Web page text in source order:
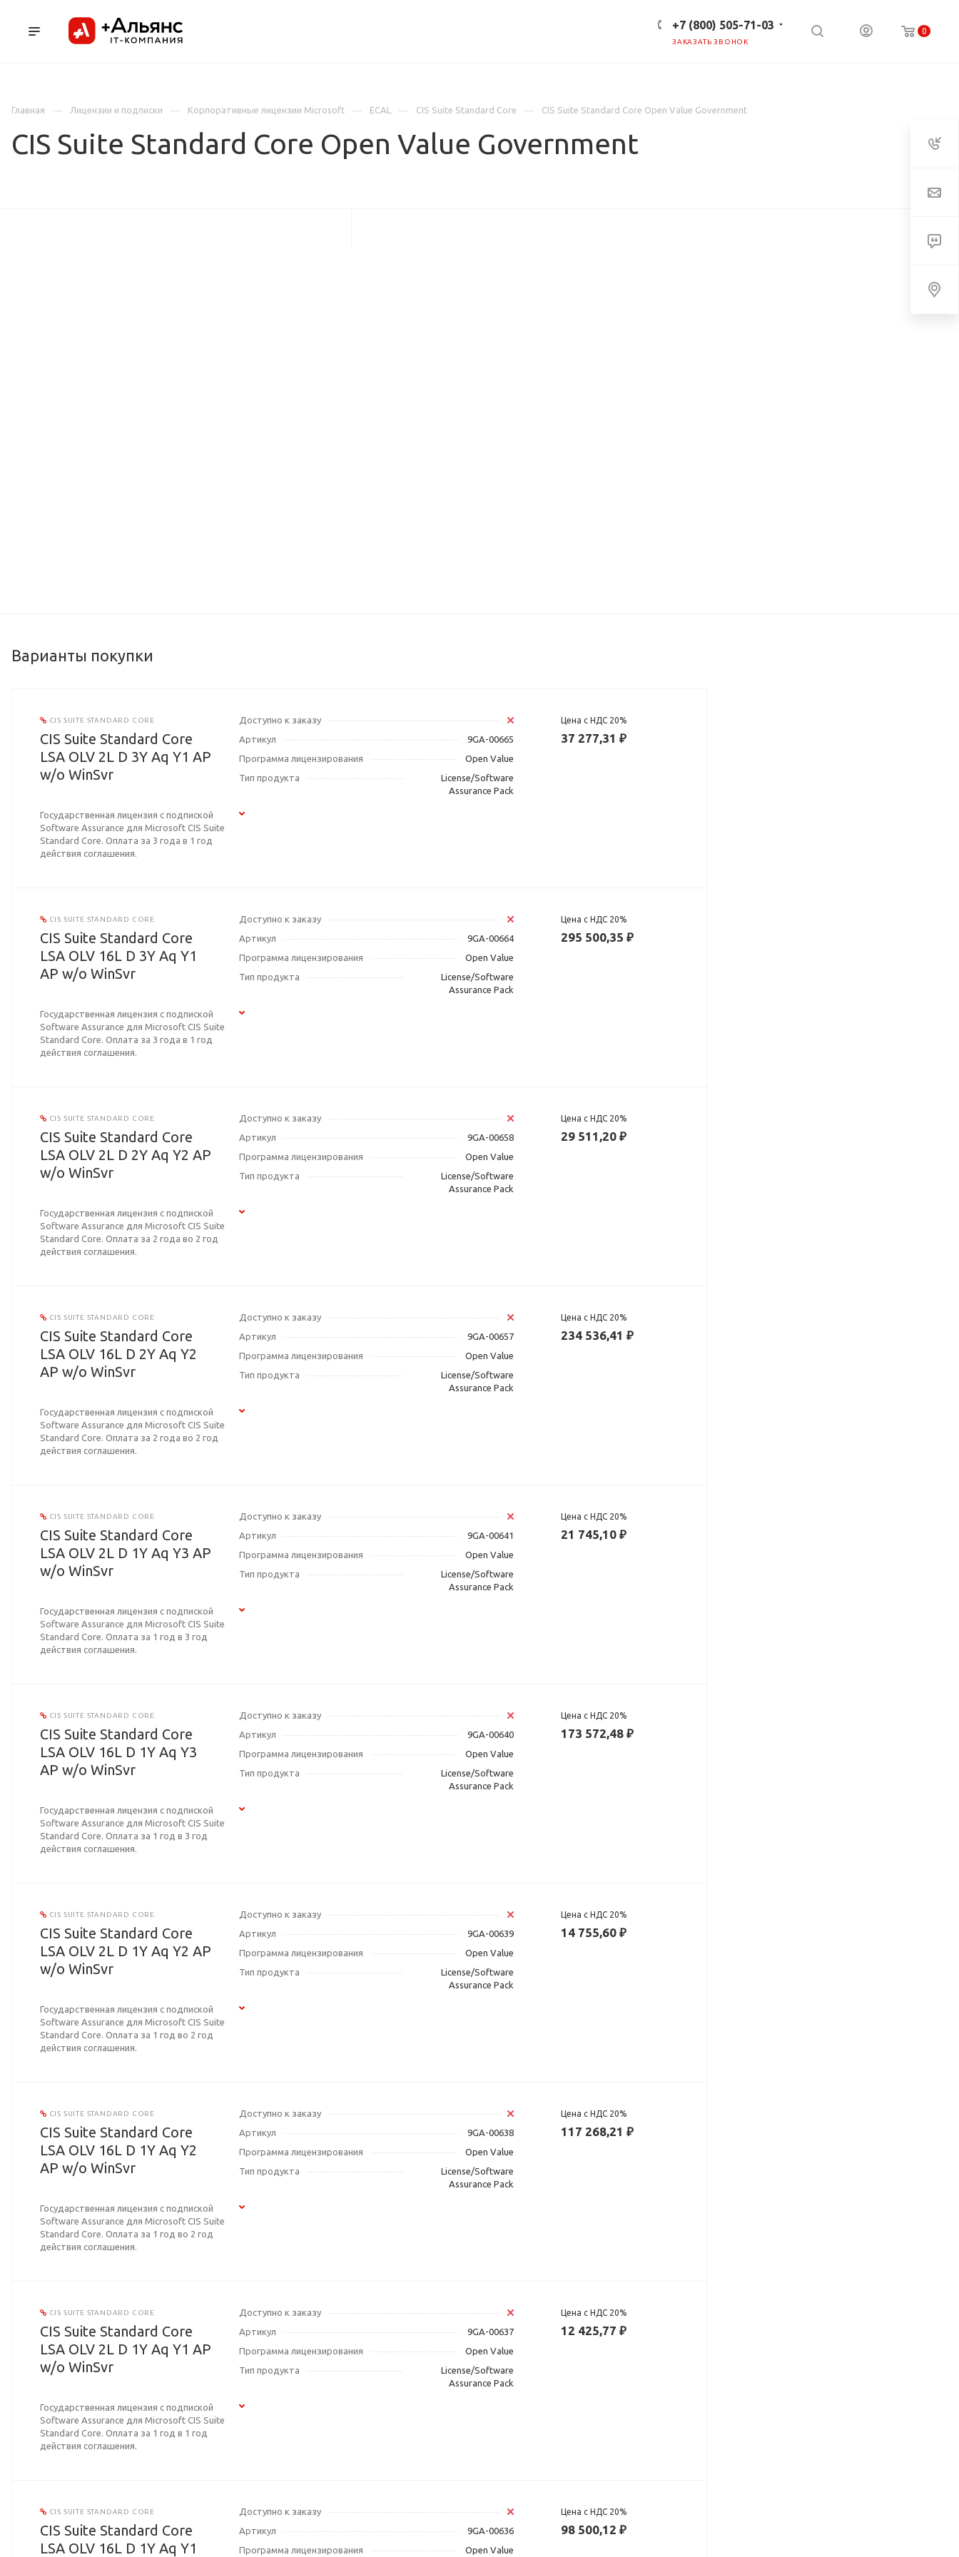
0
+7 (800) 505-71-03
ЗАКАЗАТЬ ЗВОНОК
Главная
Лицензии и подписки Корпоративные лицензии Microsoft ECAL CIS Suite Standard Core CIS Suite Standard Core Open Value Government
CIS Suite Standard Core Open Value Government
Варианты покупки
CIS SUITE STANDARD CORE
CIS Suite Standard Core
LSA OLV 2L D 3Y Aq Y1 AP
w/o WinSvr
Государственная лицензия с подпиской
Software Assurance для Microsoft CIS Suite
Standard Core. Оплата за 3 года в 1 год
действия соглашения.
Доступно к заказу
Артикул
9GA-00665
Программа лицензирования
Open Value
Тип продукта
License/Software
Assurance Pack
Цена с НДС 20%
37 277,31 ₽
CIS SUITE STANDARD CORE
CIS Suite Standard Core
LSA OLV 16L D 3Y Aq Y1
AP w/o WinSvr
Государственная лицензия с подпиской
Software Assurance для Microsoft CIS Suite
Standard Core. Оплата за 3 года в 1 год
действия соглашения.
Доступно к заказу
Артикул
9GA-00664
Программа лицензирования
Open Value
Тип продукта
License/Software
Assurance Pack
Цена с НДС 20%
295 500,35 ₽
CIS SUITE STANDARD CORE
CIS Suite Standard Core
LSA OLV 2L D 2Y Aq Y2 AP
w/o WinSvr
Государственная лицензия с подпиской
Software Assurance для Microsoft CIS Suite
Standard Core. Оплата за 2 года во 2 год
действия соглашения.
Доступно к заказу
Артикул
9GA-00658
Программа лицензирования
Open Value
Тип продукта
License/Software
Assurance Pack
Цена с НДС 20%
29 511,20 ₽
CIS SUITE STANDARD CORE
CIS Suite Standard Core
LSA OLV 16L D 2Y Aq Y2
AP w/o WinSvr
Государственная лицензия с подпиской
Software Assurance для Microsoft CIS Suite
Standard Core. Оплата за 2 года во 2 год
действия соглашения.
Доступно к заказу
Артикул
9GA-00657
Программа лицензирования
Open Value
Тип продукта
License/Software
Assurance Pack
Цена с НДС 20%
234 536,41 ₽
CIS SUITE STANDARD CORE
CIS Suite Standard Core
LSA OLV 2L D 1Y Aq Y3 AP
w/o WinSvr
Государственная лицензия с подпиской
Software Assurance для Microsoft CIS Suite
Standard Core. Оплата за 1 год в 3 год
действия соглашения.
Доступно к заказу
Артикул
9GA-00641
Программа лицензирования
Open Value
Тип продукта
License/Software
Assurance Pack
Цена с НДС 20%
21 745,10 ₽
CIS SUITE STANDARD CORE
CIS Suite Standard Core
LSA OLV 16L D 1Y Aq Y3
AP w/o WinSvr
Государственная лицензия с подпиской
Software Assurance для Microsoft CIS Suite
Standard Core. Оплата за 1 год в 3 год
действия соглашения.
Доступно к заказу
Артикул
9GA-00640
Программа лицензирования
Open Value
Тип продукта
License/Software
Assurance Pack
Цена с НДС 20%
173 572,48 ₽
CIS SUITE STANDARD CORE
CIS Suite Standard Core
LSA OLV 2L D 1Y Aq Y2 AP
w/o WinSvr
Государственная лицензия с подпиской
Software Assurance для Microsoft CIS Suite
Standard Core. Оплата за 1 год во 2 год
действия соглашения.
Доступно к заказу
Артикул
9GA-00639
Программа лицензирования
Open Value
Тип продукта
License/Software
Assurance Pack
Цена с НДС 20%
14 755,60 ₽
CIS SUITE STANDARD CORE
CIS Suite Standard Core
LSA OLV 16L D 1Y Aq Y2
AP w/o WinSvr
Государственная лицензия с подпиской
Software Assurance для Microsoft CIS Suite
Standard Core. Оплата за 1 год во 2 год
действия соглашения.
Доступно к заказу
Артикул
9GA-00638
Программа лицензирования
Open Value
Тип продукта
License/Software
Assurance Pack
Цена с НДС 20%
117 268,21 ₽
CIS SUITE STANDARD CORE
CIS Suite Standard Core
LSA OLV 2L D 1Y Aq Y1 AP
w/o WinSvr
Государственная лицензия с подпиской
Software Assurance для Microsoft CIS Suite
Standard Core. Оплата за 1 год в 1 год
действия соглашения.
Доступно к заказу
Артикул
9GA-00637
Программа лицензирования
Open Value
Тип продукта
License/Software
Assurance Pack
Цена с НДС 20%
12 425,77 ₽
CIS SUITE STANDARD CORE
CIS Suite Standard Core
LSA OLV 16L D 1Y Aq Y1
Доступно к заказу
Артикул
9GA-00636
Программа лицензирования
Open Value
Цена с НДС 20%
98 500,12 ₽